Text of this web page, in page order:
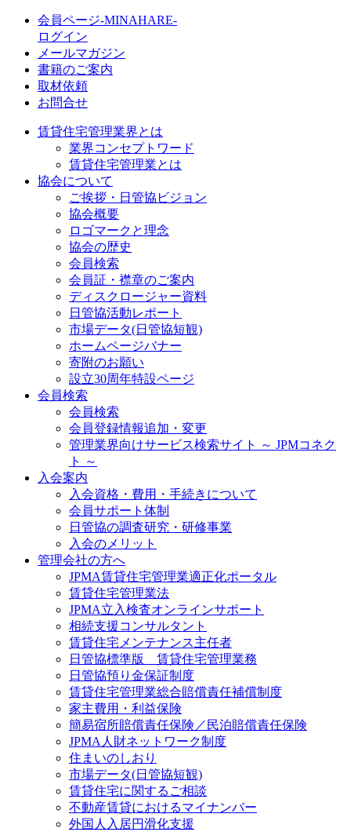
会員ページ-MINAHARE-
ログイン
メールマガジン
書籍のご案内
取材依頼
お問合せ
賃貸住宅管理業界とは
業界コンセプトワード
賃貸住宅管理業とは
協会について
ご挨拶・日管協ビジョン
協会概要
ロゴマークと理念
協会の歴史
会員検索
会員証・襟章のご案内
ディスクロージャー資料
日管協活動レポート
市場データ(日管協短観)
ホームページバナー
寄附のお願い
設立30周年特設ページ
会員検索
会員検索
会員登録情報追加・変更
管理業界向けサービス検索サイト ～ JPMコネク
ト ～
入会案内
入会資格・費用・手続きについて
会員サポート体制
日管協の調査研究・研修事業
入会のメリット
管理会社の方へ
JPMA賃貸住宅管理業適正化ポータル
賃貸住宅管理業法
JPMA立入検査オンラインサポート
相続支援コンサルタント
賃貸住宅メンテナンス主任者
日管協標準版 賃貸住宅管理業務
日管協預り金保証制度
賃貸住宅管理業総合賠償責任補償制度
家主費用・利益保険
簡易宿所賠償責任保険／民泊賠償責任保険
JPMA人財ネットワーク制度
住まいのしおり
市場データ(日管協短観)
賃貸住宅に関するご相談
不動産賃貸におけるマイナンバー
外国人入居円滑化支援